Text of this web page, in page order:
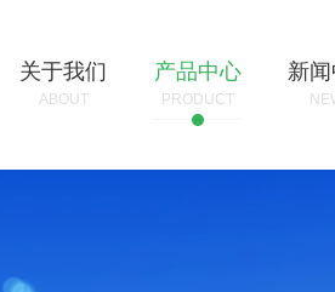
关于我们
ABOUT
产品中心
PRODUCT
新